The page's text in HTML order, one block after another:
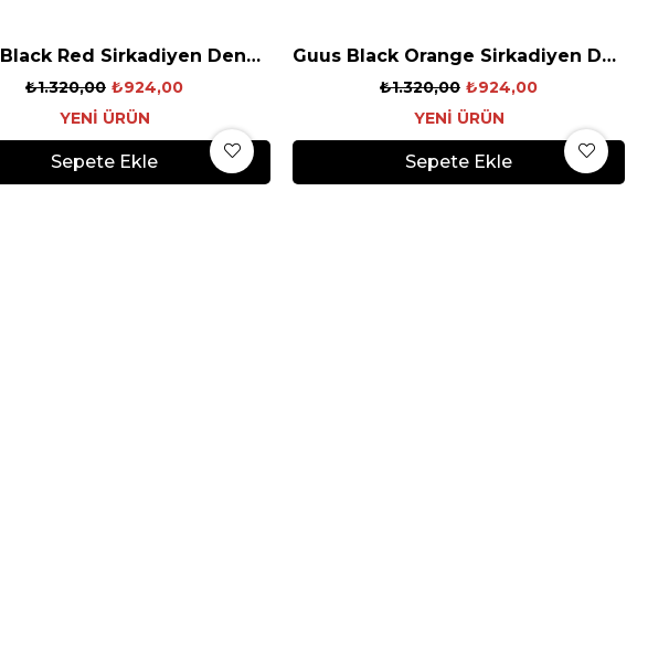
Pruno Black Red Sirkadiyen Denge Gözlüğü
₺924,00
₺1.320,00
Sepete Ekle
YENI ÜRÜN
Guus Black Orange Sirkadiyen Denge Gözlüğü
₺924,00
₺1.320,00
Sepete Ekle
YENI ÜRÜN